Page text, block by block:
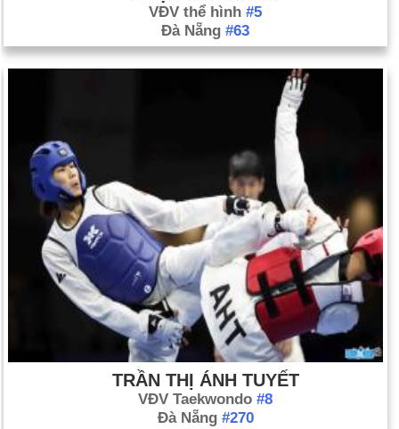
VĐV thể hình #5
Đà Nẵng #63
TRẦN THỊ ÁNH TUYẾT
VĐV Taekwondo #8
Đà Nẵng #270